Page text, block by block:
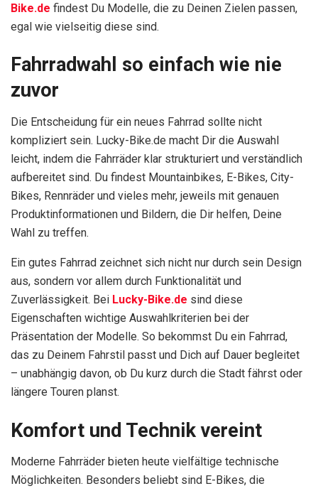
Bike.de findest Du Modelle, die zu Deinen Zielen passen,
egal wie vielseitig diese sind.
Fahrradwahl so einfach wie nie
zuvor
Die Entscheidung für ein neues Fahrrad sollte nicht
kompliziert sein. Lucky-Bike.de macht Dir die Auswahl
leicht, indem die Fahrräder klar strukturiert und verständlich
aufbereitet sind. Du findest Mountainbikes, E-Bikes, City-
Bikes, Rennräder und vieles mehr, jeweils mit genauen
Produktinformationen und Bildern, die Dir helfen, Deine
Wahl zu treffen.
Ein gutes Fahrrad zeichnet sich nicht nur durch sein Design
aus, sondern vor allem durch Funktionalität und
Zuverlässigkeit. Bei Lucky-Bike.de sind diese
Eigenschaften wichtige Auswahlkriterien bei der
Präsentation der Modelle. So bekommst Du ein Fahrrad,
das zu Deinem Fahrstil passt und Dich auf Dauer begleitet
– unabhängig davon, ob Du kurz durch die Stadt fährst oder
längere Touren planst.
Komfort und Technik vereint
Moderne Fahrräder bieten heute vielfältige technische
Möglichkeiten. Besonders beliebt sind E-Bikes, die